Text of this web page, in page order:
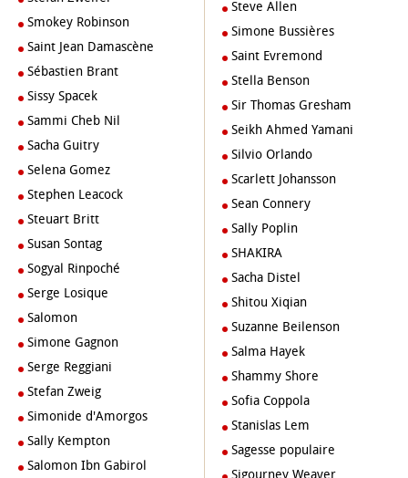
Smokey Robinson
Saint Jean Damascène
Sébastien Brant
Sissy Spacek
Sammi Cheb Nil
Sacha Guitry
Selena Gomez
Stephen Leacock
Steuart Britt
Susan Sontag
Sogyal Rinpoché
Serge Losique
Salomon
Simone Gagnon
Serge Reggiani
Stefan Zweig
Simonide d'Amorgos
Sally Kempton
Salomon Ibn Gabirol
Steve Allen
Simone Bussières
Saint Evremond
Stella Benson
Sir Thomas Gresham
Seikh Ahmed Yamani
Silvio Orlando
Scarlett Johansson
Sean Connery
Sally Poplin
SHAKIRA
Sacha Distel
Shitou Xiqian
Suzanne Beilenson
Salma Hayek
Shammy Shore
Sofia Coppola
Stanislas Lem
Sagesse populaire
Sigourney Weaver